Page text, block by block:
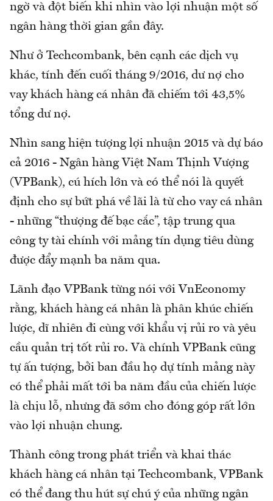
ngờ và đột biến khi nhìn vào lợi nhuận một số
ngân hàng thời gian gần đây.
Như ở Techcombank, bên cạnh các dịch vụ
khác, tính đến cuối tháng 9/2016, dư nợ cho
vay khách hàng cá nhân đã chiếm tới 43,5%
tổng dư nợ.
Nhìn sang hiện tượng lợi nhuận 2015 và dự báo
cả 2016 - Ngân hàng Việt Nam Thịnh Vượng
(VPBank), cú hích lớn và có thể nói là quyết
định cho sự bứt phá về lãi là từ cho vay cá nhân
- những “thượng đế bạc cắc”, tập trung qua
công ty tài chính với mảng tín dụng tiêu dùng
được đẩy mạnh ba năm qua.
Lãnh đạo VPBank từng nói với VnEconomy
rằng, khách hàng cá nhân là phân khúc chiến
lược, dĩ nhiên đi cùng với khẩu vị rủi ro và yêu
cầu quản trị tốt rủi ro. Và chính VPBank cũng
tự ấn tượng, bởi ban đầu họ dự tính mảng này
có thể phải mất tới ba năm đầu của chiến lược
là chịu lỗ, nhưng đã sớm cho đóng góp rất lớn
vào lợi nhuận chung.
Thành công trong phát triển và khai thác
khách hàng cá nhân tại Techcombank, VPBank
có thể đang thu hút sự chú ý của những ngân